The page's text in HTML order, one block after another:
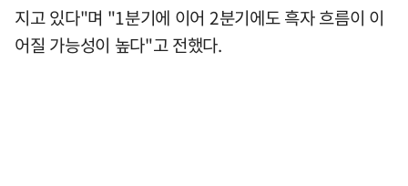
지고 있다"며 "1분기에 이어 2분기에도 흑자 흐름이 이
어질 가능성이 높다"고 전했다.